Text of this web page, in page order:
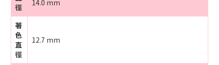
徑
14.0 mm
著
色
直
徑
12.7 mm